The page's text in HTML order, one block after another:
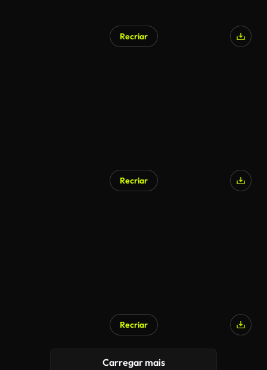
Recriar
Recriar
Recriar
Carregar mais